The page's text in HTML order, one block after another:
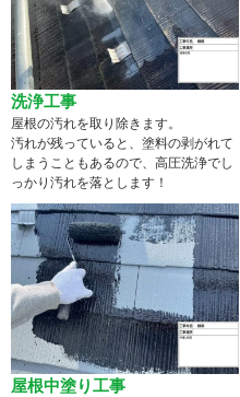
洗浄工事
屋根の汚れを取り除きます。
汚れが残っていると、塗料の剥がれて
しまうこともあるので、高圧洗浄でし
っかり汚れを落とします！
屋根中塗り工事